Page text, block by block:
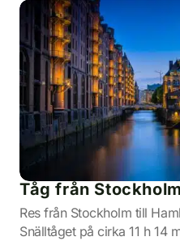
Tåg från
Res från Stockholm till
Snälltåget på cirka 11 h 14